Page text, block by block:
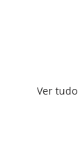
Ver tudo